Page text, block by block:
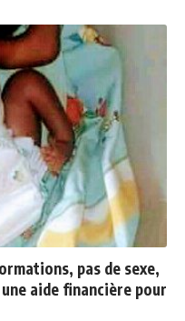
pas de sexe,
aide financière pour